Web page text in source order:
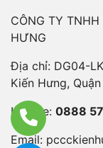
CÔNG TY TNHH
HƯNG
Địa chỉ: DG04-
Kiến Hưng,
Hotline: 0888
Email: